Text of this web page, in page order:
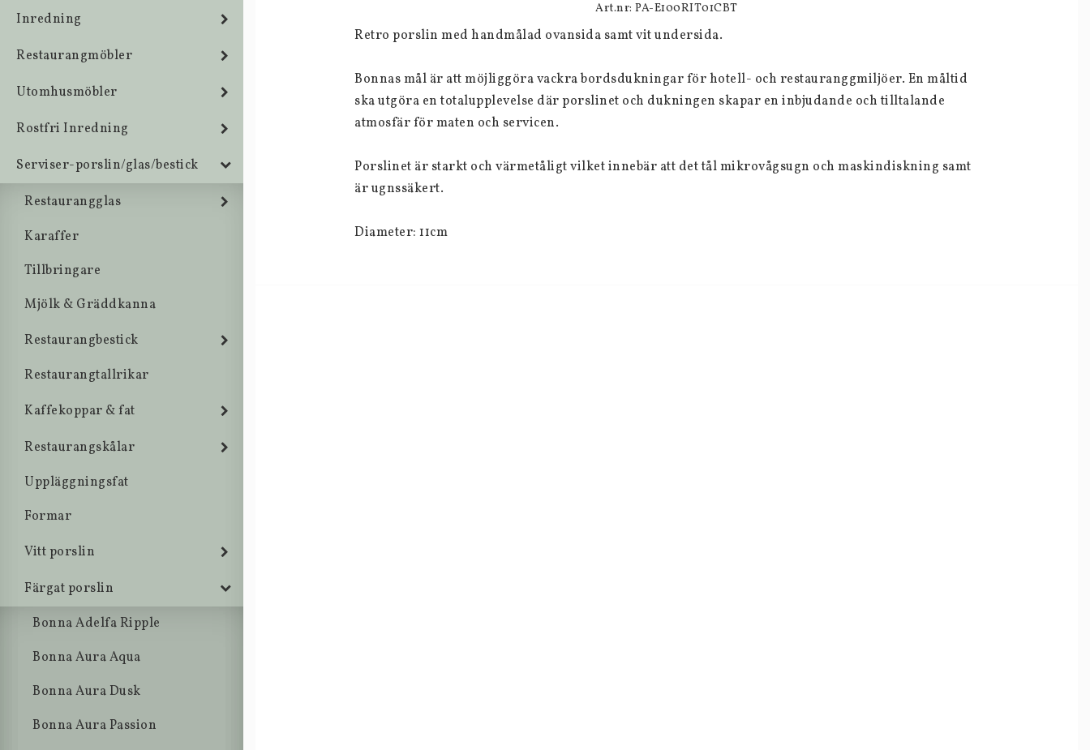
Inredning
Restaurangmöbler
Utomhusmöbler
Rostfri Inredning
Serviser-porslin/glas/bestick
Restaurangglas
Karaffer
Tillbringare
Mjölk & Gräddkanna
Restaurangbestick
Restaurangtallrikar
Kaffekoppar & fat
Restaurangskålar
Uppläggningsfat
Formar
Vitt porslin
Färgat porslin
Bonna Adelfa Ripple
Bonna Aura Aqua
Bonna Aura Dusk
Bonna Aura Passion
Art.nr: PA-E100RIT01CBT
Retro porslin med handmålad ovansida samt vit undersida.
Bonnas mål är att möjliggöra vackra bordsdukningar för hotell- och restauranggmiljöer. En måltid
ska utgöra en totalupplevelse där porslinet och dukningen skapar en inbjudande och tilltalande
atmosfär för maten och servicen.
Porslinet är starkt och värmetåligt vilket innebär att det tål mikrovågsugn och maskindiskning samt
är ugnssäkert.
Diameter: 11cm